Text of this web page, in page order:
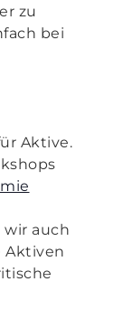
zu
bei
Aktive.
wir auch
Aktiven